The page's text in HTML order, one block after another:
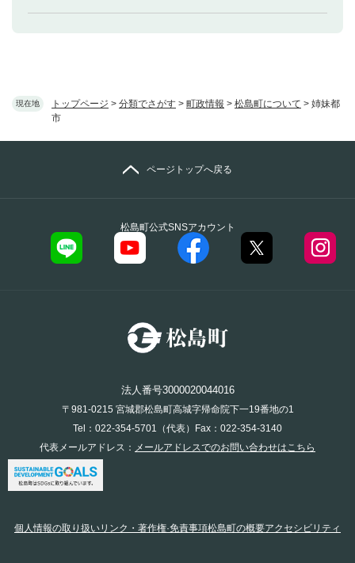
現在地 トップページ > 分類でさがす > 町政情報 > 松島町について > 姉妹都
市
松島町公式SNSアカウント
ページトップへ戻る
法人番号3000020044016
〒981-0215 宮城郡松島町高城字帰命院下一19番地の1
Tel：022-354-5701（代表）Fax：022-354-3140
代表メールアドレス： メールアドレスでのお問い合わせはこちら
個人情報の取り扱いリンク・著作権·免責事項松島町の概要アクセシビリティ